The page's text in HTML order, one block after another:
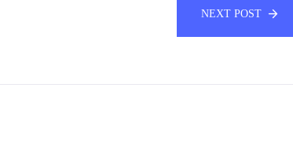
NEXT POST